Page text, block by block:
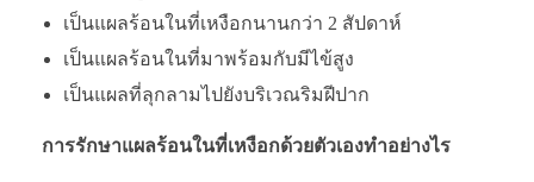
เป็นแผลร้อนในที่เหงือกนานกว่า 2 สัปดาห์
เป็นแผลร้อนในที่มาพร้อมกับมีไข้สูง
เป็นแผลที่ลุกลามไปยังบริเวณริมฝีปาก
การรักษาแผลร้อนในที่เหงือกด้วยตัวเองทำอย่างไร